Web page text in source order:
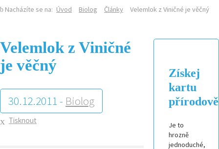
Nacházíte se na: Úvod Biolog Články Velemlok z Viničné je věčný
Velemlok z Viničné
je věčný
30.12.2011 - Biolog
Tisknout
Získej
kartu
Je to
hrozně
jednoduché,